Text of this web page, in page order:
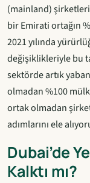
(mainland)
bir Emirati ortağın
2021 yılında
değişiklikleriyle bu
sektörde artık
olmadan %100
ortak olmadan
adımlarını ele
Dubai’de
Kalktı mı?